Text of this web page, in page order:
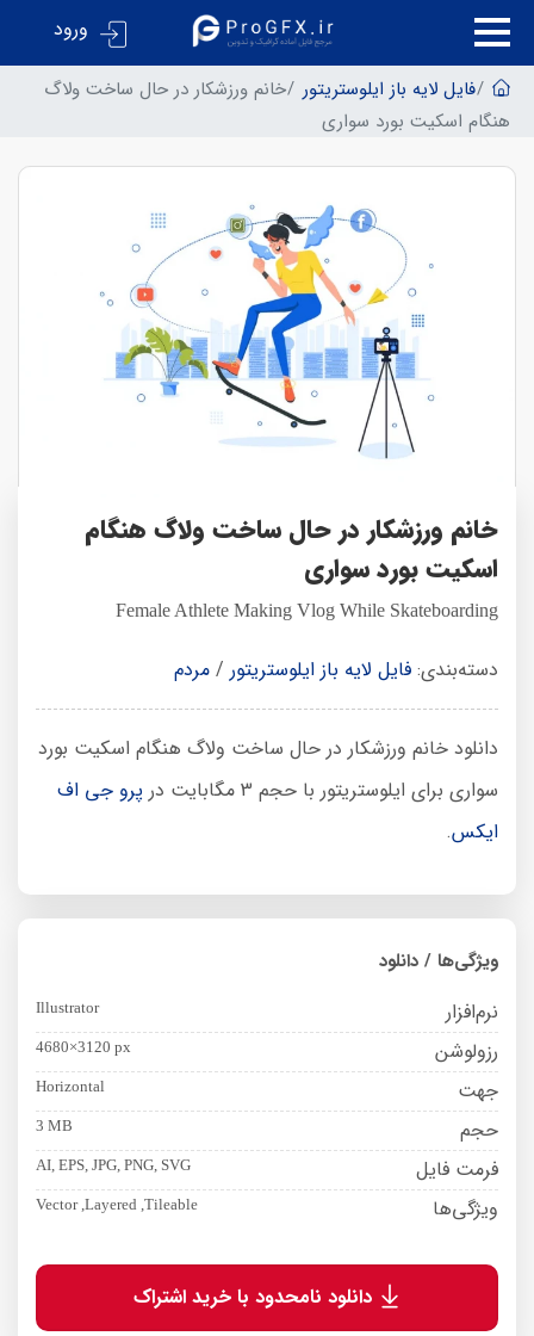
ورود
فایل لایه باز ایلوستریتور خانم ورزشکار در حال ساخت ولاگ
هنگام اسکیت بورد سواری
خانم ورزشکار در حال ساخت ولاگ هنگام
اسکیت بورد سواری
Female Athlete Making Vlog While Skateboarding
دسته‌بندی: فایل لایه باز ایلوستریتور / مردم
دانلود خانم ورزشکار در حال ساخت ولاگ هنگام اسکیت بورد
سواری برای ایلوستریتور با حجم 3 مگابایت در
پرو جی اف
ایکس.
ویژگی‌ها / دانلود
نرم‌افزار Illustrator
رزولوشن 4680×3120 px
جهت Horizontal
حجم 3 MB
فرمت فایل AI, EPS, JPG, PNG, SVG
ویژگی‌ها Vector ,Layered ,Tileable
دانلود نامحدود با خرید اشتراک